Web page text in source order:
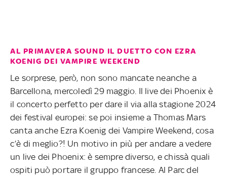
AL PRIMAVERA SOUND IL DUETTO CON EZRA
KOENIG DEI VAMPIRE WEEKEND
Le sorprese, però, non sono mancate neanche a
Barcellona, mercoledì 29 maggio. Il live dei Phoenix è
il concerto perfetto per dare il via alla stagione 2024
dei festival europei: se poi insieme a Thomas Mars
canta anche Ezra Koenig dei Vampire Weekend, cosa
c’è di meglio?! Un motivo in più per andare a vedere
un live dei Phoenix: è sempre diverso, e chissà quali
ospiti può portare il gruppo francese. Al Parc del